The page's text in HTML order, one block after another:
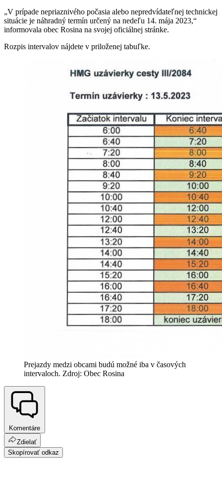
„V prípade nepriaznivého počasia alebo nepredvídateľnej technickej
situácie je náhradný termín určený na nedeľu 14. mája 2023,“
informovala obec Rosina na svojej oficiálnej stránke.
Rozpis intervalov nájdete v priloženej tabuľke.
Prejazdy medzi obcami budú možné iba v časových
intervaloch. Zdroj: Obec Rosina
Komentáre
Zdielať
Skopírovať odkaz